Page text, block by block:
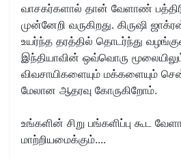
வாசகர்களால் தான் வேளாண்
முன்னேறி வருகிறது. கிருஷி
உயர்ந்த தரத்தில் தொடர்ந்து
இந்தியாவின் ஒவ்வொரு
விவசாயிகளையும் மக்களையும்
மேலான ஆதரவு கோருகிறோம்.
உங்களின் சிறு பங்களிப்பு கூட
மாற்றியமைக்கும்....